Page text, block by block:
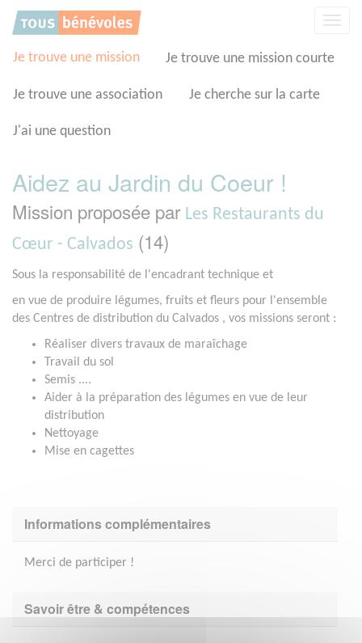
Je trouve une mission Je trouve une mission courte
Je trouve une association Je cherche sur la carte
J'ai une question
Aidez au Jardin du Coeur !
Mission proposée par Les Restaurants du
Cœur - Calvados (14)
Sous la responsabilité de l'encadrant technique et
en vue de produire légumes, fruits et fleurs pour l'ensemble
des Centres de distribution du Calvados , vos missions seront :
Réaliser divers travaux de maraîchage
Travail du sol
Semis ....
Aider à la préparation des légumes en vue de leur
distribution
Nettoyage
Mise en cagettes
Informations complémentaires
Merci de participer !
Savoir être & compétences
Panneau de gestion des cookies